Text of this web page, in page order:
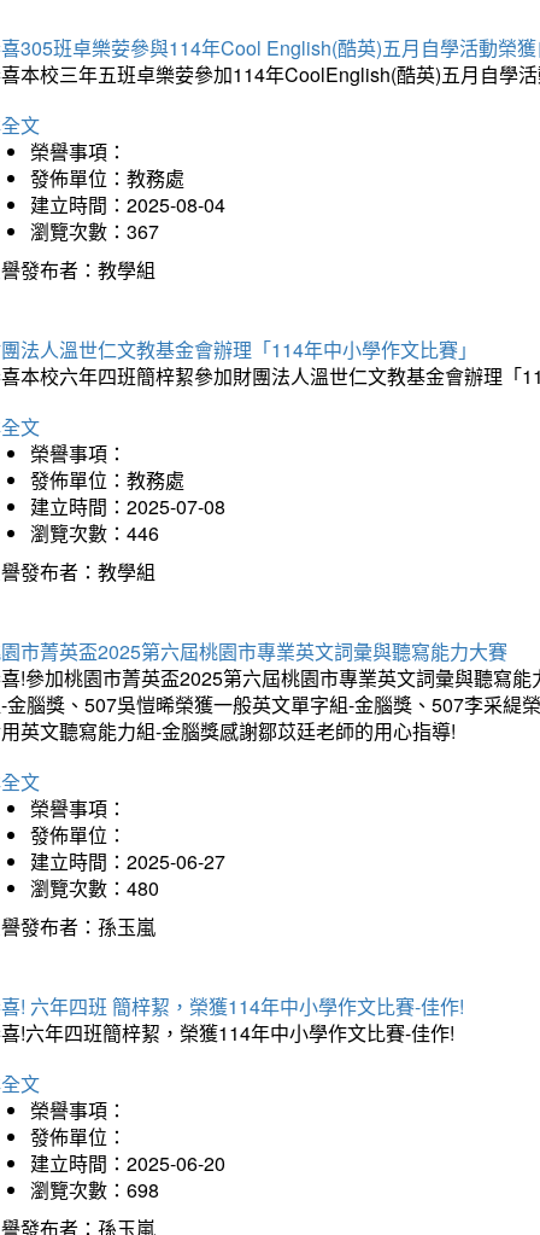
305班卓樂荌參與114年Cool English(酷英)五月自學活動榮
本校三年五班卓樂荌參加114年CoolEnglish(酷英)五月自學
文
榮譽事項：
發佈單位：教務處
建立時間：2025-08-04
瀏覽次數：367
發布者：教學組
法人溫世仁文教基金會辦理「114年中小學作文比賽」
本校六年四班簡梓絜參加財團法人溫世仁文教基金會辦理「
文
榮譽事項：
發佈單位：教務處
建立時間：2025-07-08
瀏覽次數：446
發布者：教學組
市菁英盃2025第六屆桃園市專業英文詞彙與聽寫能力大賽
!參加桃園市菁英盃2025第六屆桃園市專業英文詞彙與聽寫
金腦獎、507吳愷晞榮獲一般英文單字組-金腦獎、507李采緹
英文聽寫能力組-金腦獎感謝鄒苡廷老師的用心指導!
文
榮譽事項：
發佈單位：
建立時間：2025-06-27
瀏覽次數：480
發布者：孫玉嵐
! 六年四班 簡梓絜，榮獲114年中小學作文比賽-佳作!
!六年四班簡梓絜，榮獲114年中小學作文比賽-佳作!
文
榮譽事項：
發佈單位：
建立時間：2025-06-20
瀏覽次數：698
發布者：孫玉嵐